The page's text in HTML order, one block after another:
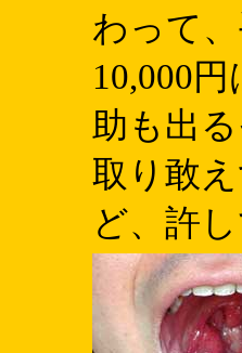
わって
10,000
助も出
取り敢
ど、許